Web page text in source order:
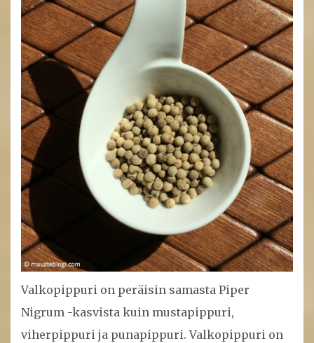
Valkopippuri on peräisin samasta Piper
Nigrum -kasvista kuin mustapippuri,
viherpippuri ja punapippuri. Valkopippuri on